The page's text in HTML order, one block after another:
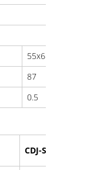
55x68
87
0.5
CDJ-S2.5B